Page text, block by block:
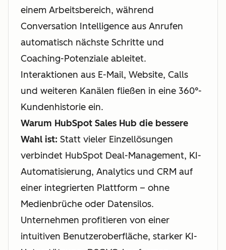
einem Arbeitsbereich, während
Conversation Intelligence aus Anrufen
automatisch nächste Schritte und
Coaching-Potenziale ableitet.
Interaktionen aus E-Mail, Website, Calls
und weiteren Kanälen fließen in eine 360°-
Kundenhistorie ein.
Warum HubSpot Sales Hub die bessere
Wahl ist: Statt vieler Einzellösungen
verbindet HubSpot Deal-Management, KI-
Automatisierung, Analytics und CRM auf
einer integrierten Plattform – ohne
Medienbrüche oder Datensilos.
Unternehmen profitieren von einer
intuitiven Benutzeroberfläche, starker KI-